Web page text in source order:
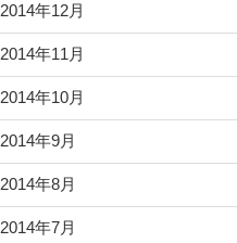
2014年12月
2014年11月
2014年10月
2014年9月
2014年8月
2014年7月